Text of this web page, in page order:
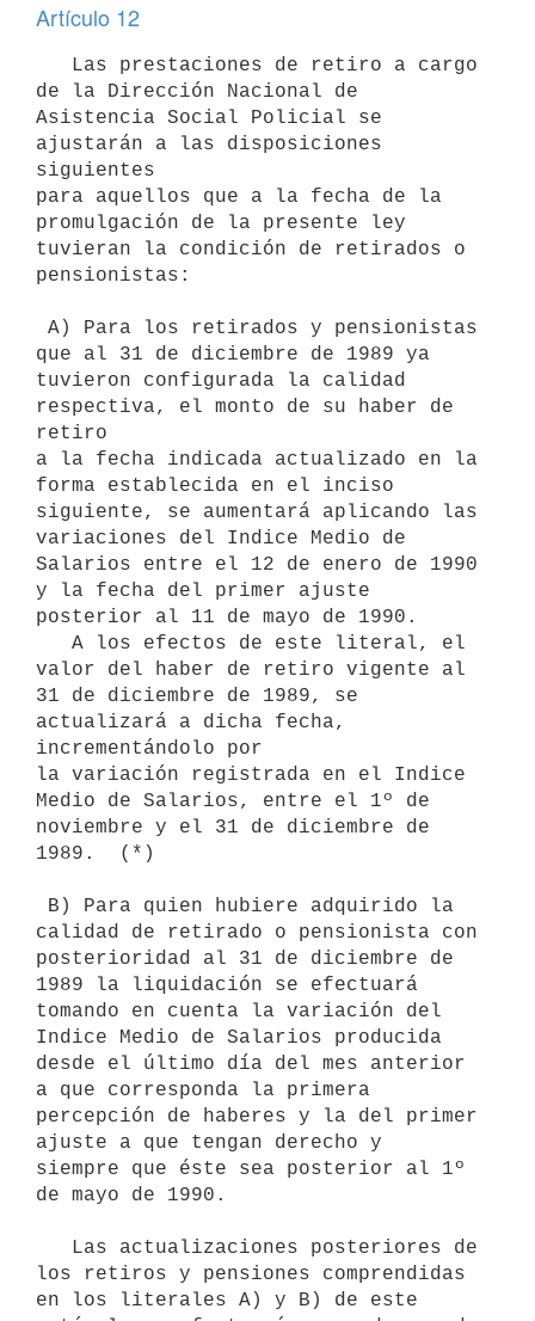
Artículo 12
de la Dirección Nacional de
Asistencia Social Policial se
ajustarán a las disposiciones
siguientes
para aquellos que a la fecha de la
promulgación de la presente ley
tuvieran la condición de retirados o
pensionistas:
que al 31 de diciembre de 1989 ya
tuvieron configurada la calidad
respectiva, el monto de su haber de
retiro
a la fecha indicada actualizado en la
forma establecida en el inciso
siguiente, se aumentará aplicando las
variaciones del Indice Medio de
Salarios entre el 12 de enero de 1990
y la fecha del primer ajuste
posterior al 11 de mayo de 1990.
valor del haber de retiro vigente al
31 de diciembre de 1989, se
actualizará a dicha fecha,
incrementándolo por
la variación registrada en el Indice
Medio de Salarios, entre el 1º de
noviembre y el 31 de diciembre de
1989.  (*)
calidad de retirado o pensionista con
posterioridad al 31 de diciembre de
1989 la liquidación se efectuará
tomando en cuenta la variación del
Indice Medio de Salarios producida
desde el último día del mes anterior
a que corresponda la primera
percepción de haberes y la del primer
ajuste a que tengan derecho y
siempre que éste sea posterior al 1º
de mayo de 1990.
los retiros y pensiones comprendidas
en los literales A) y B) de este